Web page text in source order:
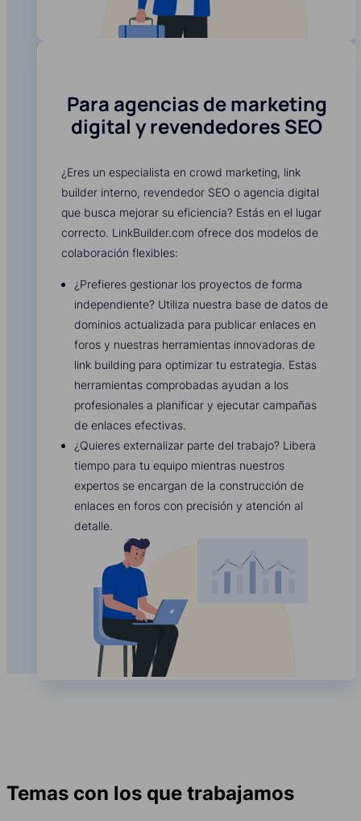
Para agencias de marketing
digital y revendedores SEO
¿Eres un especialista en crowd marketing, link
builder interno, revendedor SEO o agencia digital
que busca mejorar su eficiencia? Estás en el lugar
correcto. LinkBuilder.com ofrece dos modelos de
colaboración flexibles:
¿Prefieres gestionar los proyectos de forma
independiente? Utiliza nuestra base de datos de
dominios actualizada para publicar enlaces en
foros y nuestras herramientas innovadoras de
link building para optimizar tu estrategia. Estas
herramientas comprobadas ayudan a los
profesionales a planificar y ejecutar campañas
de enlaces efectivas.
¿Quieres externalizar parte del trabajo? Libera
tiempo para tu equipo mientras nuestros
expertos se encargan de la construcción de
enlaces en foros con precisión y atención al
detalle.
Temas con los que trabajamos